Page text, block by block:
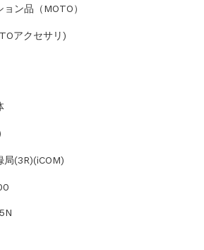
ン品（MOTO）
アクセサリ)
局(3R)(iCOM)